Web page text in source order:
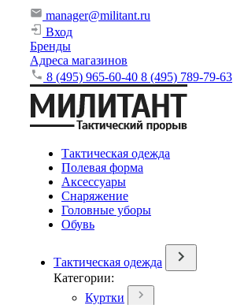
manager@militant.ru
Вход
Бренды
Адреса магазинов
8 (495) 965-60-40 8 (495) 789-79-63
Тактическая одежда
Полевая форма
Аксессуары
Снаряжение
Головные уборы
Обувь
Тактическая одежда
Категории:
Куртки